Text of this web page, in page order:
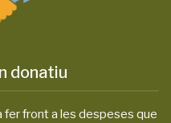
donatiu
fer front a les despeses que